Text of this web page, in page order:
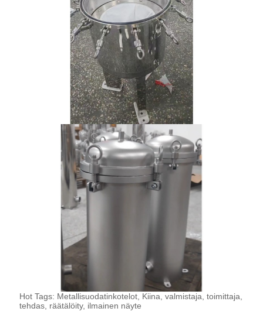
Hot Tags: Metallisuodatinkotelot, Kiina, valmistaja, toimittaja,
tehdas, räätälöity, ilmainen näyte